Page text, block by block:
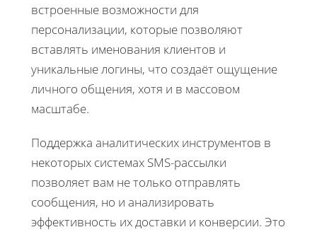
встроенные возможности для
персонализации, которые позволяют
вставлять именования клиентов и
уникальные логины, что создаёт ощущение
личного общения, хотя и в массовом
масштабе.
Поддержка аналитических инструментов в
некоторых системах SMS-рассылки
позволяет вам не только отправлять
сообщения, но и анализировать
эффективность их доставки и конверсии. Это